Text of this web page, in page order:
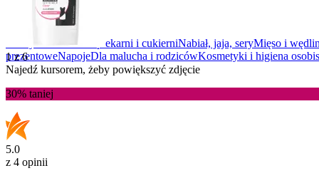
Warzywa i owoce Z piekarni i cukierniNabiał, jaja, seryMięso i
prezentoweNapojeDla malucha i rodzicówKosmetyki i higiena
1z6
Najedź kursorem, żeby powiększyć zdjęcie
30% taniej
5.0
z 4 opinii